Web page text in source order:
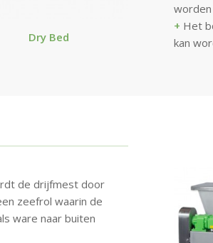
Dry Bed
+ Het
kan
de drijfmest door
zeefrol waarin de
ware naar buiten